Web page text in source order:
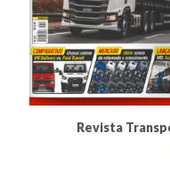
Revista